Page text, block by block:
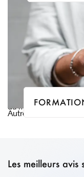
Autres
La formation
du maquillage
Les meilleurs